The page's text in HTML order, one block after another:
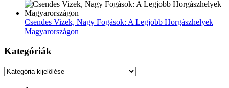
Csendes Vizek, Nagy Fogások: A Legjobb Horgászhelyek
Magyarországon
Kategóriák
Kategóriák